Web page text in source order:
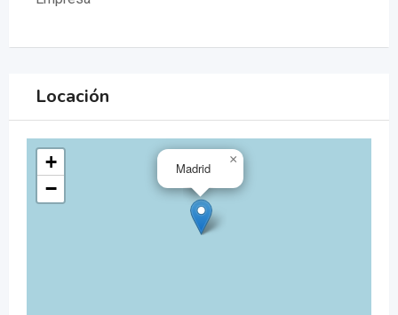
Locación
Madrid
×
+
−